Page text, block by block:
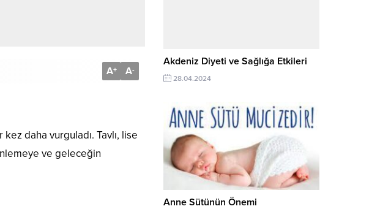
A+ A-
daha vurguladı. Tavlı, lise
ve geleceğin
Akdeniz Diyeti ve Sağlığa Etkileri
28.04.2024
Anne Sütünün Önemi